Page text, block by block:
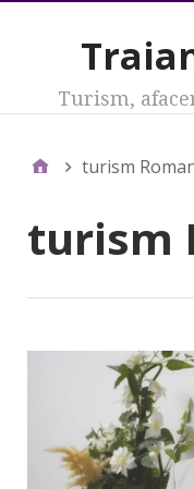
Turism,
turism
turism